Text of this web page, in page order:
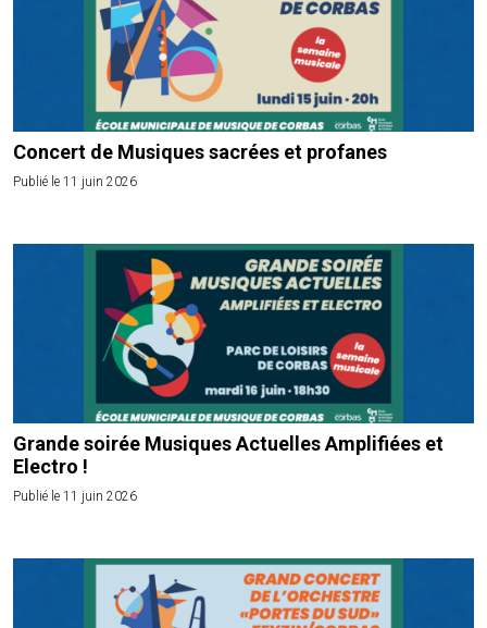
Concert de Musiques sacrées et profanes
Publié le 11 juin 2026
Grande soirée Musiques Actuelles Amplifiées et
Electro !
Publié le 11 juin 2026